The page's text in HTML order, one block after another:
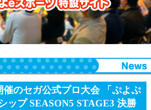
催のセガ公式プロ大会 「ぷよぷ
ップ SEASON5 STAGE3 決勝